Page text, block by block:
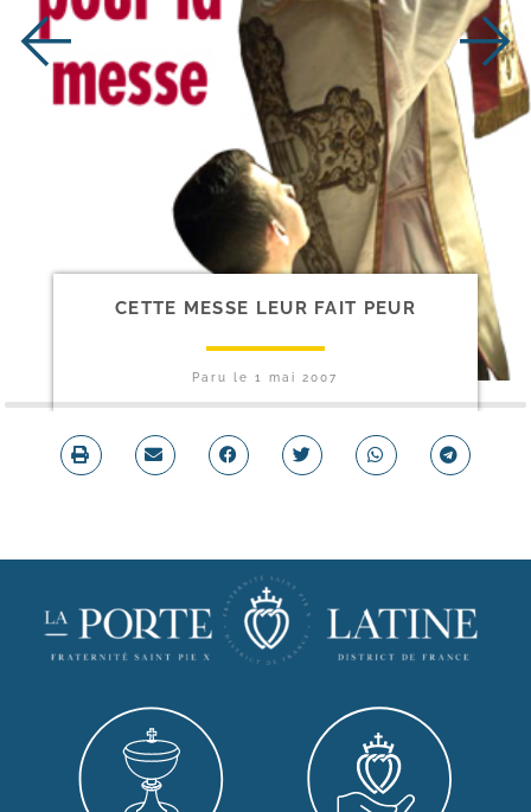
CETTE MESSE LEUR FAIT PEUR
Paru le1 mai 2007